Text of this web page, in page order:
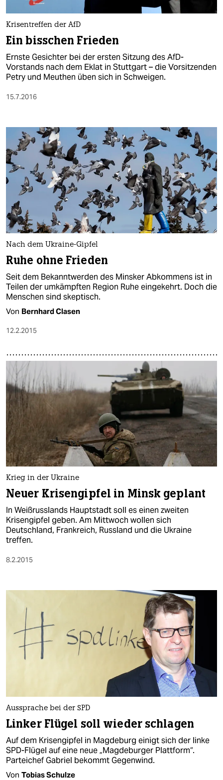
nord
wahrheit
verlag
shop
fragen & hilfe
unterstützen
abo
genossenschaft
epaper login
Krisentreffen der AfD
Ein bisschen Frieden
Ernste Gesichter bei der ersten Sitzung des AfD-
Vorstands nach dem Eklat in Stuttgart – die Vorsitzenden
Petry und Meuthen üben sich in Schweigen.
15.7.2016
Nach dem Ukraine-Gipfel
Ruhe ohne Frieden
Seit dem Bekanntwerden des Minsker Abkommens ist in
Teilen der umkämpften Region Ruhe eingekehrt. Doch die
Menschen sind skeptisch.
Von Bernhard Clasen
12.2.2015
Krieg in der Ukraine
Neuer Krisengipfel in Minsk geplant
In Weißrusslands Hauptstadt soll es einen zweiten
Krisengipfel geben. Am Mittwoch wollen sich
Deutschland, Frankreich, Russland und die Ukraine
treffen.
8.2.2015
Aussprache bei der SPD
Linker Flügel soll wieder schlagen
Auf dem Krisengipfel in Magdeburg einigt sich der linke
SPD-Flügel auf eine neue „Magdeburger Plattform“.
Parteichef Gabriel bekommt Gegenwind.
Von Tobias Schulze